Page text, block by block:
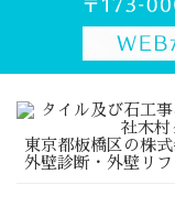
東京都板橋区の株
外壁診断・外壁リ